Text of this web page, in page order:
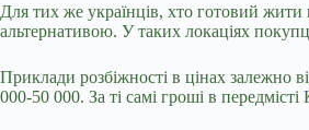
Для тих же українців, хто готовий
альтернативою. У таких локаціях
Приклади розбіжності в цінах залежно
000-50 000. За ті самі гроші в